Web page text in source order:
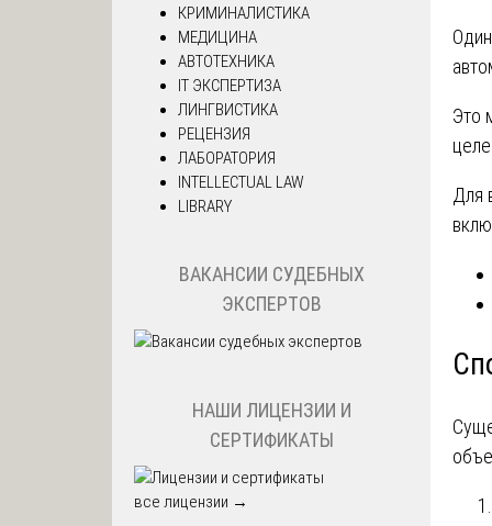
Это
Для
КРИМИНАЛИСТИКА
МЕДИЦИНА
АВТОТЕХНИКА
IT ЭКСПЕРТИЗА
ЛИНГВИСТИКА
РЕЦЕНЗИЯ
ЛАБОРАТОРИЯ
INTELLECTUAL LAW
LIBRARY
ВАКАНСИИ СУДЕБНЫХ
ЭКСПЕРТОВ
НАШИ ЛИЦЕНЗИИ И
СЕРТИФИКАТЫ
все лицензии →